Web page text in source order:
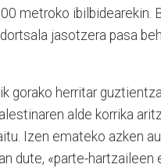
metroko ibilbidearekin.
jasotzera pasa
gorako herritar
alde korrika
Izen emateko azken
dute, «parte-hartzaileen